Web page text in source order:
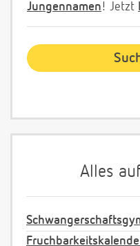
Jungennamen! Jetzt
Alles